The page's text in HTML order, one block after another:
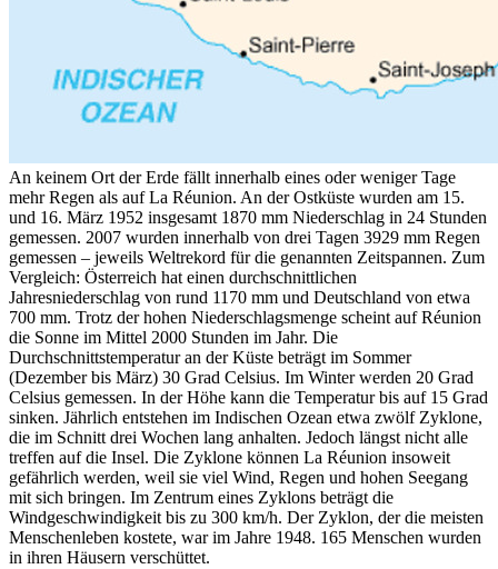
An keinem Ort der Erde fällt innerhalb eines oder weniger Tage
mehr Regen als auf La Réunion. An der Ostküste wurden am 15.
und 16. März 1952 insgesamt 1870 mm Niederschlag in 24 Stunden
gemessen. 2007 wurden innerhalb von drei Tagen 3929 mm Regen
gemessen – jeweils Weltrekord für die genannten Zeitspannen. Zum
Vergleich: Österreich hat einen durchschnittlichen
Jahresniederschlag von rund 1170 mm und Deutschland von etwa
700 mm. Trotz der hohen Niederschlagsmenge scheint auf Réunion
die Sonne im Mittel 2000 Stunden im Jahr. Die
Durchschnittstemperatur an der Küste beträgt im Sommer
(Dezember bis März) 30 Grad Celsius. Im Winter werden 20 Grad
Celsius gemessen. In der Höhe kann die Temperatur bis auf 15 Grad
sinken. Jährlich entstehen im Indischen Ozean etwa zwölf Zyklone,
die im Schnitt drei Wochen lang anhalten. Jedoch längst nicht alle
treffen auf die Insel. Die Zyklone können La Réunion insoweit
gefährlich werden, weil sie viel Wind, Regen und hohen Seegang
mit sich bringen. Im Zentrum eines Zyklons beträgt die
Windgeschwindigkeit bis zu 300 km/h. Der Zyklon, der die meisten
Menschenleben kostete, war im Jahre 1948. 165 Menschen wurden
in ihren Häusern verschüttet.